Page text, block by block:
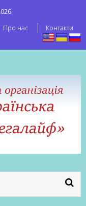
Про нас Контакти
робітників